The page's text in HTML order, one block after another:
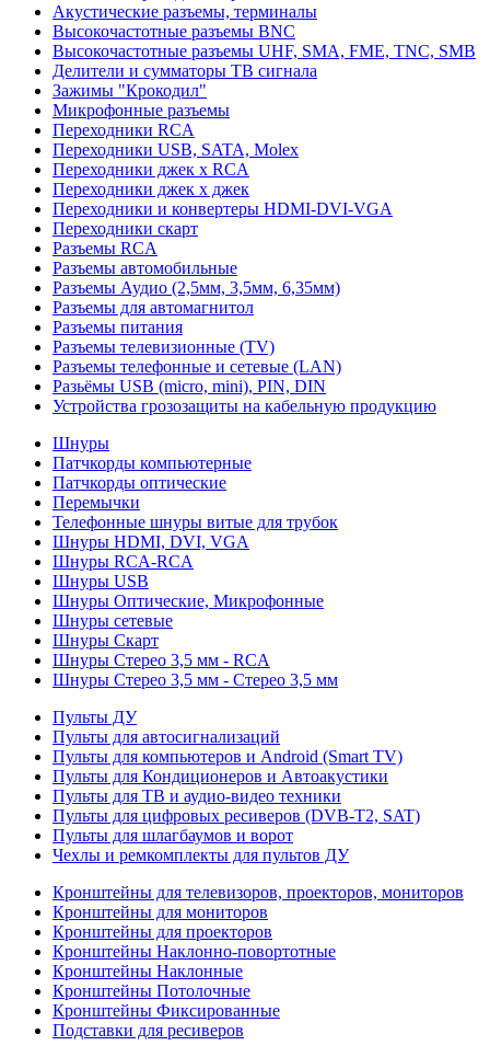
Акустические разъемы, терминалы
Высокочастотные разъемы BNC
Высокочастотные разъемы UHF, SMA, FME, TNC, SMB
Делители и сумматоры ТВ сигнала
Зажимы "Крокодил"
Микрофонные разъемы
Переходники RCA
Переходники USB, SATA, Molex
Переходники джек х RCA
Переходники джек х джек
Переходники и конвертеры HDMI-DVI-VGA
Переходники скарт
Разъемы RCA
Разъемы автомобильные
Разъемы Аудио (2,5мм, 3,5мм, 6,35мм)
Разъемы для автомагнитол
Разъемы питания
Разъемы телевизионные (TV)
Разъемы телефонные и сетевые (LAN)
Разьёмы USB (micro, mini), PIN, DIN
Устройства грозозащиты на кабельную продукцию
Шнуры
Патчкорды компьютерные
Патчкорды оптические
Перемычки
Телефонные шнуры витые для трубок
Шнуры HDMI, DVI, VGA
Шнуры RCA-RCA
Шнуры USB
Шнуры Оптические, Микрофонные
Шнуры сетевые
Шнуры Скарт
Шнуры Стерео 3,5 мм - RCA
Шнуры Стерео 3,5 мм - Стерео 3,5 мм
Пульты ДУ
Пульты для автосигнализаций
Пульты для компьютеров и Android (Smart TV)
Пульты для Кондиционеров и Автоакустики
Пульты для ТВ и аудио-видео техники
Пульты для цифровых ресиверов (DVB-T2, SAT)
Пульты для шлагбаумов и ворот
Чехлы и ремкомплекты для пультов ДУ
Кронштейны для телевизоров, проекторов, мониторов
Кронштейны для мониторов
Кронштейны для проекторов
Кронштейны Наклонно-повортотные
Кронштейны Наклонные
Кронштейны Потолочные
Кронштейны Фиксированные
Подставки для ресиверов